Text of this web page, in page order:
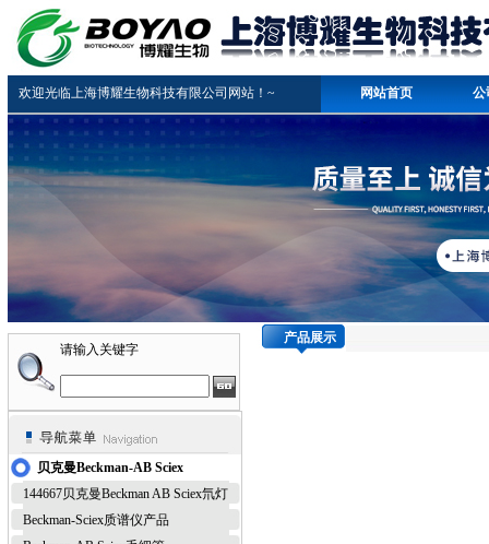
欢迎光临上海博耀生物科技有限公司网站！~ 网站首页 公
请输入关键字
贝克曼Beckman-AB Sciex
144667贝克曼Beckman AB Sciex氘灯
Beckman-Sciex质谱仪产品
产品展示